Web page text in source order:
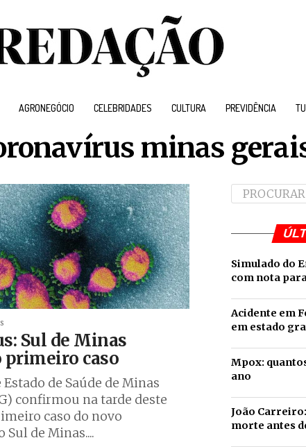
AGRONEGÓCIO CELEBRIDADES CULTURA PREVIDÊNCIA
minas
Sul de Minas
caso
de Saúde de Minas
confirmou na tarde deste
caso do novo
de Minas....
Simulado do
com nota
Acidente em
em estado
Mpox:
ano
João
morte antes